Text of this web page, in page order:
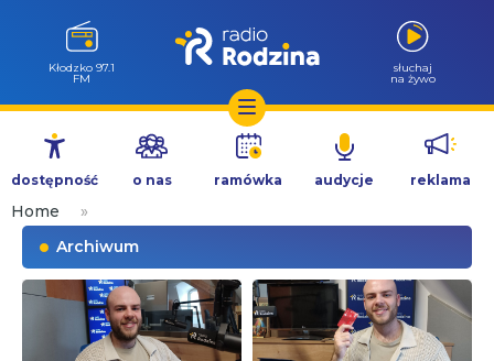
Przejdź
treści
Kłodzko 97.1
FM
słuchaj
na żywo
dostępność o nas ramówka audycje reklama
Home
»
Archiwum